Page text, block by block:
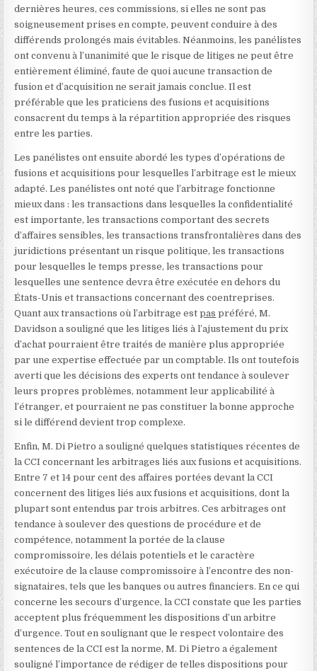
dernières heures, ces commissions, si elles ne sont pas
soigneusement prises en compte, peuvent conduire à des
différends prolongés mais évitables. Néanmoins, les panélistes
ont convenu à l’unanimité que le risque de litiges ne peut être
entièrement éliminé, faute de quoi aucune transaction de
fusion et d’acquisition ne serait jamais conclue. Il est
préférable que les praticiens des fusions et acquisitions
consacrent du temps à la répartition appropriée des risques
entre les parties.
Les panélistes ont ensuite abordé les types d’opérations de
fusions et acquisitions pour lesquelles l’arbitrage est le mieux
adapté. Les panélistes ont noté que l’arbitrage fonctionne
mieux dans : les transactions dans lesquelles la confidentialité
est importante, les transactions comportant des secrets
d’affaires sensibles, les transactions transfrontalières dans des
juridictions présentant un risque politique, les transactions
pour lesquelles le temps presse, les transactions pour
lesquelles une sentence devra être exécutée en dehors du
États-Unis et transactions concernant des coentreprises.
Quant aux transactions où l’arbitrage estpas préféré, M.
Davidson a souligné que les litiges liés à l’ajustement du prix
d’achat pourraient être traités de manière plus appropriée
par une expertise effectuée par un comptable. Ils ont toutefois
averti que les décisions des experts ont tendance à soulever
leurs propres problèmes, notamment leur applicabilité à
l’étranger, et pourraient ne pas constituer la bonne approche
si le différend devient trop complexe.
Enfin, M. Di Pietro a souligné quelques statistiques récentes de
la CCI concernant les arbitrages liés aux fusions et acquisitions.
Entre 7 et 14 pour cent des affaires portées devant la CCI
concernent des litiges liés aux fusions et acquisitions, dont la
plupart sont entendus par trois arbitres. Ces arbitrages ont
tendance à soulever des questions de procédure et de
compétence, notamment la portée de la clause
compromissoire, les délais potentiels et le caractère
exécutoire de la clause compromissoire à l’encontre des non-
signataires, tels que les banques ou autres financiers. En ce qui
concerne les secours d’urgence, la CCI constate que les parties
acceptent plus fréquemment les dispositions d’un arbitre
d’urgence. Tout en soulignant que le respect volontaire des
sentences de la CCI est la norme, M. Di Pietro a également
souligné l’importance de rédiger de telles dispositions pour